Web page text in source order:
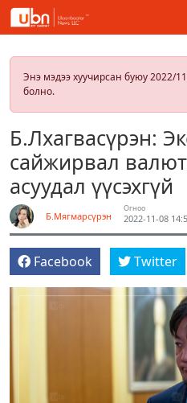
Энэ мэдээ хуучирсан буюу 2022/
болно.
Б.Лхагвасүрэн:
сайжирвал
асуудал үүсэхгүй
Б.Мягмарсүрэн
Огноо
2022-11-08
Facebook Twitter